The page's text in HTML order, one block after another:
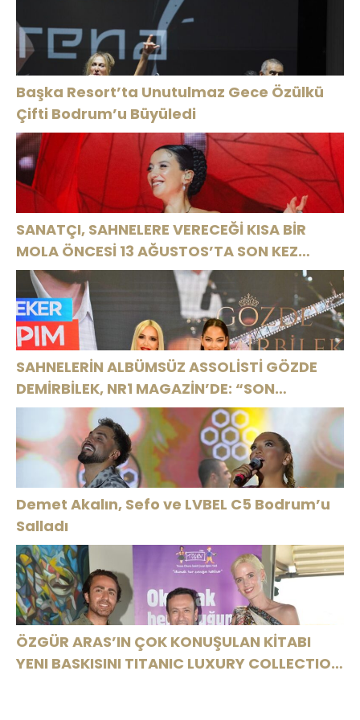
LUXURY
COLLECTION
BODRUM’DA
KUTLADI
Başka Resort’ta Unutulmaz Gece Özülkü
Çifti Bodrum’u Büyüledi
SANATÇI, SAHNELERE VERECEĞİ KISA BİR
MOLA ÖNCESİ 13 AĞUSTOS’TA SON KEZ
HARBİYE’DE OLACAK!
SAHNELERİN ALBÜMSÜZ ASSOLİSTİ GÖZDE
DEMİRBİLEK, NR1 MAGAZİN’DE: “SON
ASSOLİST OLARAK VAR OLACAĞIM!”
Demet Akalın, Sefo ve LVBEL C5 Bodrum’u
Salladı
ÖZGÜR ARAS’IN ÇOK KONUŞULAN KİTABI
YENI BASKISINI TITANIC LUXURY COLLECTION